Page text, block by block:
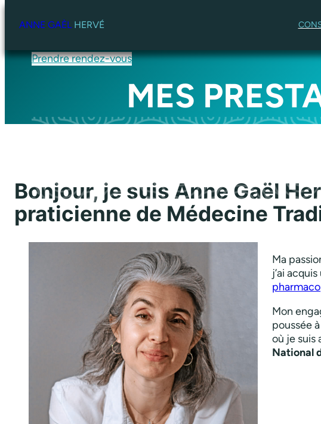
Aller
ANNE GAÈL HERVÉ
Prendre rendez-vous
MES
Bonjour, je suis Anne Gaël
praticienne de Médecine
Ma
j’ai
Mon
poussée
où je suis
National